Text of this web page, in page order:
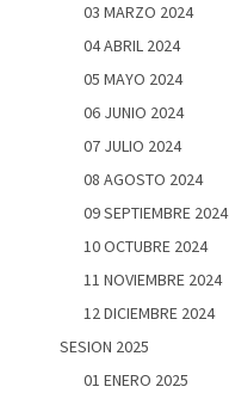
03 MARZO 2024
04 ABRIL 2024
05 MAYO 2024
06 JUNIO 2024
07 JULIO 2024
08 AGOSTO 2024
09 SEPTIEMBRE 2024
10 OCTUBRE 2024
11 NOVIEMBRE 2024
12 DICIEMBRE 2024
SESION 2025
01 ENERO 2025